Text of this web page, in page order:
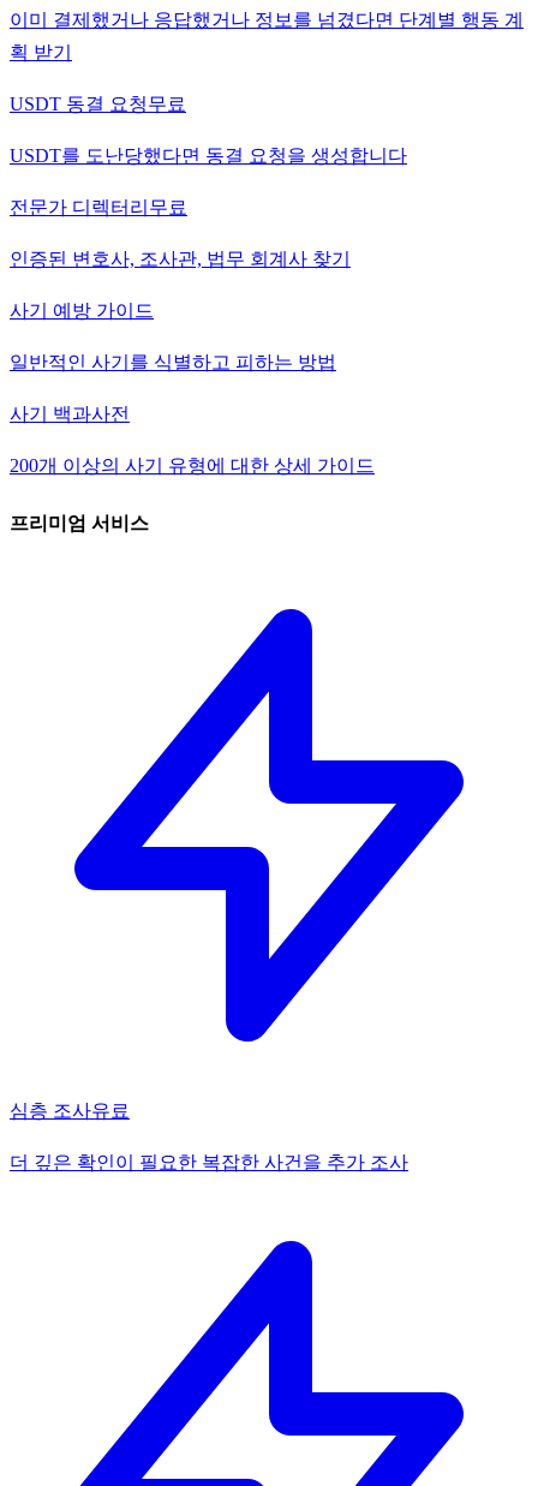
이미 결제했거나 응답했거나 정보를 넘겼다면 단계별 행동 계
획 받기
USDT 동결 요청무료
USDT를 도난당했다면 동결 요청을 생성합니다
전문가 디렉터리 무료
인증된 변호사, 조사관, 법무 회계사 찾기
사기 예방 가이드
일반적인 사기를 식별하고 피하는 방법
사기 백과사전
200개 이상의 사기 유형에 대한 상세 가이드
프리미엄 서비스
심층 조사유료
더 깊은 확인이 필요한 복잡한 사건을 추가 조사